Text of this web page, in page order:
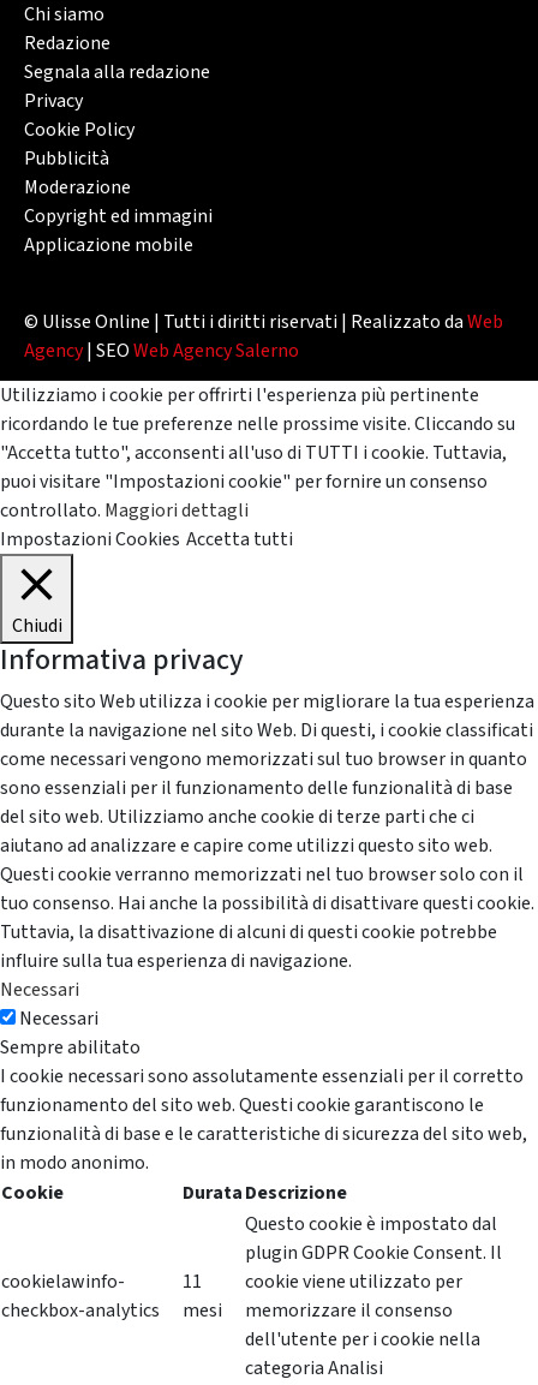
Chi siamo
Redazione
Segnala alla redazione
Privacy
Cookie Policy
Pubblicità
Moderazione
Copyright ed immagini
Applicazione mobile
© Ulisse Online | Tutti i diritti riservati | Realizzato daWeb
Agency| SEOWeb Agency Salerno
Utilizziamo i cookie per offrirti l'esperienza più pertinente
ricordando le tue preferenze nelle prossime visite. Cliccando su
"Accetta tutto", acconsenti all'uso di TUTTI i cookie. Tuttavia,
puoi visitare "Impostazioni cookie" per fornire un consenso
controllato. Maggiori dettagli
Impostazioni Cookies Accetta tutti
Chiudi
Informativa privacy
Questo sito Web utilizza i cookie per migliorare la tua esperienza
durante la navigazione nel sito Web. Di questi, i cookie classificati
come necessari vengono memorizzati sul tuo browser in quanto
sono essenziali per il funzionamento delle funzionalità di base
del sito web. Utilizziamo anche cookie di terze parti che ci
aiutano ad analizzare e capire come utilizzi questo sito web.
Questi cookie verranno memorizzati nel tuo browser solo con il
tuo consenso. Hai anche la possibilità di disattivare questi cookie.
Tuttavia, la disattivazione di alcuni di questi cookie potrebbe
influire sulla tua esperienza di navigazione.
Necessari
Necessari
Sempre abilitato
I cookie necessari sono assolutamente essenziali per il corretto
funzionamento del sito web. Questi cookie garantiscono le
funzionalità di base e le caratteristiche di sicurezza del sito web,
in modo anonimo.
Cookie
DurataDescrizione
cookielawinfo-
checkbox-analytics
11
mesi
Questo cookie è impostato dal
plugin GDPR Cookie Consent. Il
cookie viene utilizzato per
memorizzare il consenso
dell'utente per i cookie nella
categoria Analisi